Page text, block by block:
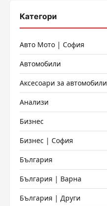
Категори
Авто Мото | София
Автомобили
Аксесоари за автомобили
Анализи
Бизнес
Бизнес | София
България
България | Варна
България | Други